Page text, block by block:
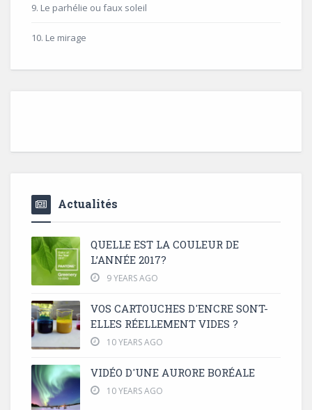
9. Le parhélie ou faux soleil
10. Le mirage
Actualités
QUELLE EST LA COULEUR DE
L’ANNÉE 2017?
9 YEARS AGO
VOS CARTOUCHES D'ENCRE SONT-
ELLES RÉELLEMENT VIDES ?
10 YEARS AGO
VIDÉO D'UNE AURORE BORÉALE
10 YEARS AGO